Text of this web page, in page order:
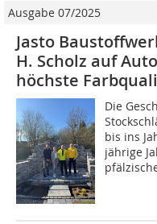
Ausgabe 07/2025
Jasto
H. Scholz auf
höchste
Die
bis ins
jährige